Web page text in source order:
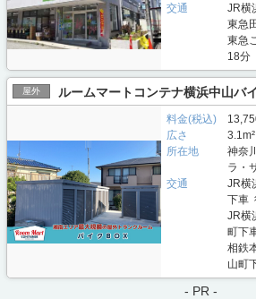
交通
JR横
東急
東急
18分
屋外 ルームマートコンテナ横浜中山バ
料金(税込)
広さ
所在地
神奈
ラ・
交通
JR横
下車
JR横
町下
相鉄
山町
- PR -